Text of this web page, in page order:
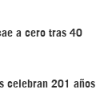
a cero tras 40
celebran 201 años